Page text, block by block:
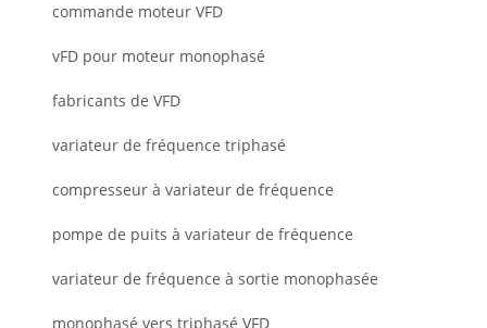
commande moteur VFD
vFD pour moteur monophasé
fabricants de VFD
variateur de fréquence triphasé
compresseur à variateur de fréquence
pompe de puits à variateur de fréquence
variateur de fréquence à sortie monophasée
monophasé vers triphasé VFD